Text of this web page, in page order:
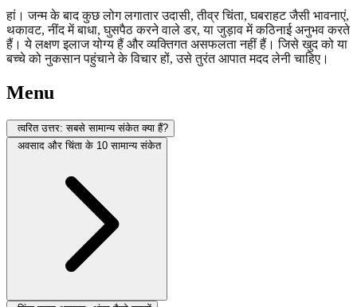
हां। जन्म के बाद कुछ लोग लगातार उदासी, तीव्र चिंता, घबराहट जैसी भावनाएं,
थकावट, नींद में बाधा, घुसपैठ करने वाले डर, या जुड़ाव में कठिनाई अनुभव करते
हैं। ये लक्षण इलाज योग्य हैं और व्यक्तिगत असफलता नहीं हैं। जिसे खुद को या
बच्चे को नुकसान पहुंचाने के विचार हों, उसे तुरंत आपात मदद लेनी चाहिए।
Menu
त्वरित उत्तर: सबसे सामान्य संकेत क्या हैं?
अवसाद और चिंता के 10 सामान्य संकेत